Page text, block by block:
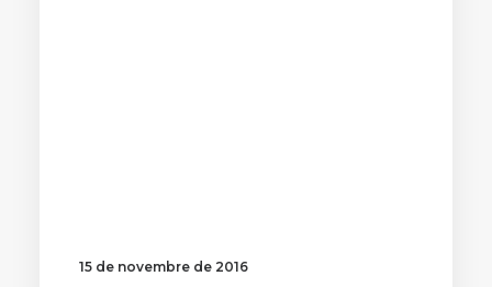
15 de novembre de 2016